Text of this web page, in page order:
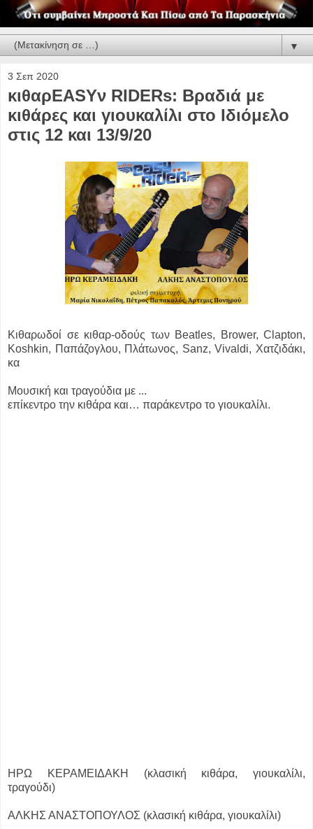
▼
3 Σεπ 2020
κιθαρEASYν RIDERs: Βραδιά με
κιθάρες και γιουκαλίλι στο Ιδιόμελο
στις 12 και 13/9/20
Κιθαρωδοί σε κιθαρ-οδούς των Beatles, Brower, Clapton,
Koshkin, Παπάζογλου, Πλάτωνος, Sanz, Vivaldi, Χατζιδάκι,
κα
Μουσική και τραγούδια με ...
επίκεντρο την κιθάρα και… παράκεντρο το γιουκαλίλι.
ΗΡΩ ΚΕΡΑΜΕΙΔΑΚΗ (κλασική κιθάρα, γιουκαλίλι,
τραγούδι)
ΑΛΚΗΣ ΑΝΑΣΤΟΠΟΥΛΟΣ (κλασική κιθάρα, γιουκαλίλι)